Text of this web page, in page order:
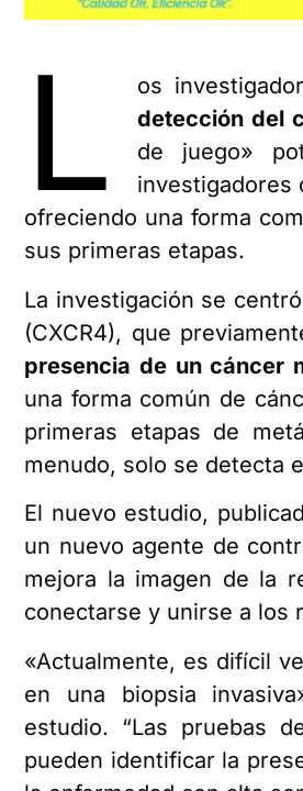
L
os
detección del
de juego»
investigadores
ofreciendo una forma
sus primeras etapas.
La investigación se
(CXCR4), que
presencia de un cáncer
una forma común de
primeras etapas de
menudo, solo se detecta
El nuevo estudio,
un nuevo agente de
mejora la imagen de la
conectarse y unirse a los
«Actualmente, es difícil
en una biopsia
estudio. “Las pruebas
pueden identificar la